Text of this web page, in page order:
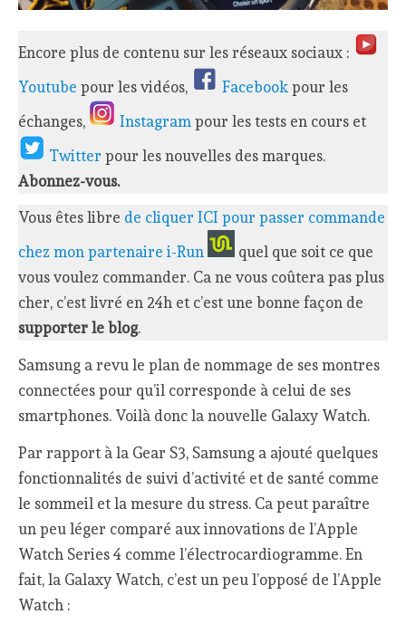
Encore plus de contenu sur les réseaux sociaux :
Youtube pour les vidéos, Facebookpour les
échanges,
Instagrampour les tests en cours et
Twitterpour les nouvelles des marques.
Abonnez-vous.
Vous êtes libre de cliquer ICI pour passer commande
chez mon partenaire i-Run
quel que soit ce que
vous voulez commander. Ca ne vous coûtera pas plus
cher, c’est livré en 24h et c’est une bonne façon de
supporter le blog.
Samsung a revu le plan de nommage de ses montres
connectées pour qu’il corresponde à celui de ses
smartphones. Voilà donc la nouvelle Galaxy Watch.
Par rapport à la Gear S3, Samsung a ajouté quelques
fonctionnalités de suivi d’activité et de santé comme
le sommeil et la mesure du stress. Ca peut paraître
un peu léger comparé aux innovations de l’Apple
Watch Series 4 comme l’électrocardiogramme. En
fait, la Galaxy Watch, c’est un peu l’opposé de l’Apple
Watch :